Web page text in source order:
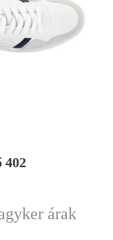
402
árak